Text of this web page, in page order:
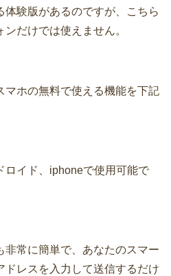
体験版があるのですが、こちら
だけでは使えません。
マホの無料で使える機能を下記
ロイド、iphoneで使用可能で
非常に簡単で、あなたのスマー
ドレスを入力して送信するだけ